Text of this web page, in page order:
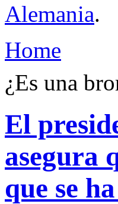
Alemania.
Home
¿Es una
El
asegura
que se